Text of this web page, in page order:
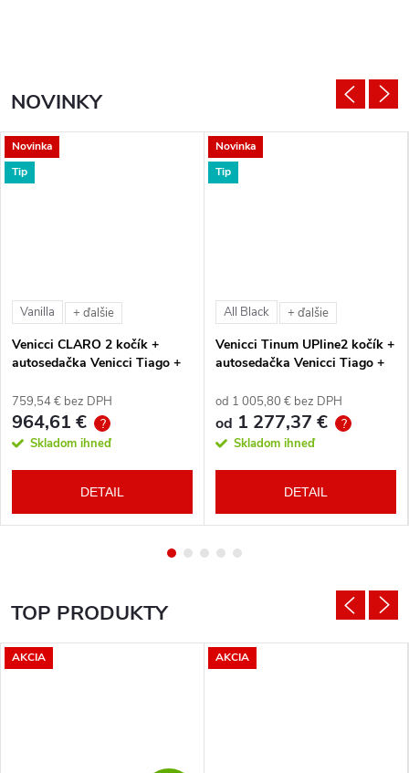
NOVINKY
Novinka
Tip
Vanilla + ďalšie
Venicci CLARO 2 kočík +
autosedačka Venicci Tiago +
759,54 € bez DPH
964,61 € ?
Skladom ihneď
DETAIL
Novinka
Tip
All Black + ďalšie
Venicci Tinum UPline2 kočík +
autosedačka Venicci Tiago +
od 1 005,80 € bez DPH
od 1 277,37 € ?
Skladom ihneď
DETAIL
TOP PRODUKTY
AKCIA AKCIA